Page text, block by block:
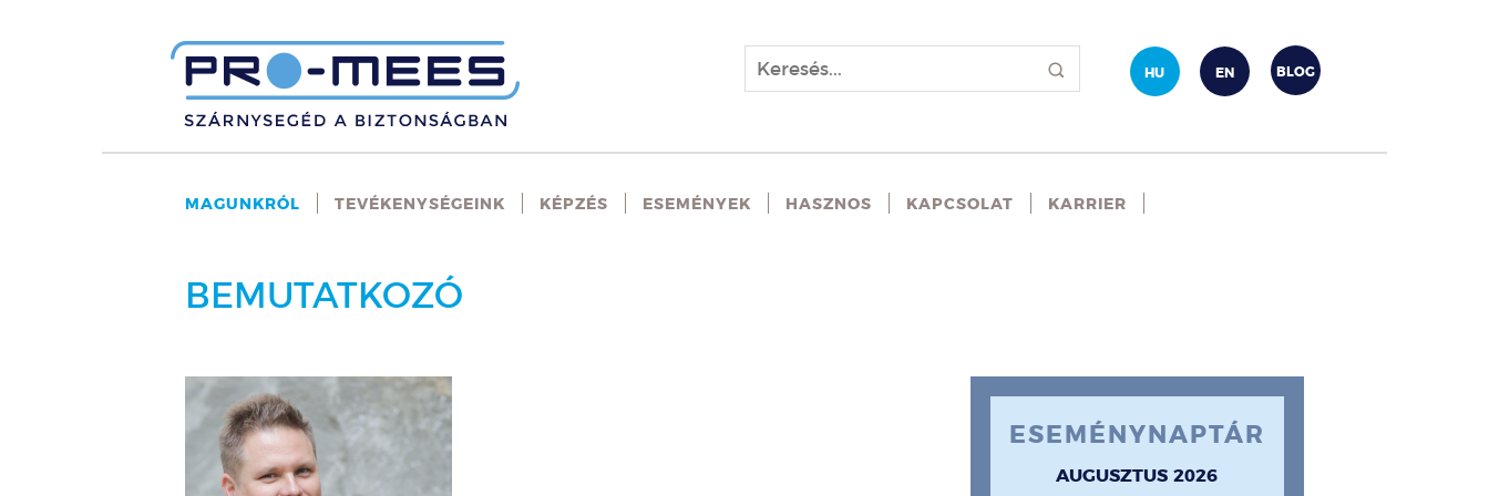
BLOG
HU EN
MAGUNKRÓL TEVÉKENYSÉGEINK KÉPZÉS ESEMÉNYEK HASZNOS KAPCSOLAT KARRIER
BEMUTATKOZÓ
ESEMÉNYNAPTÁR
AUGUSZTUS 2026